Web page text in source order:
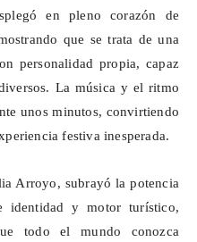
en pleno corazón de
que se trata de una
personalidad propia, capaz
La música y el ritmo
unos minutos, convirtiendo
festiva inesperada.
Arroyo, subrayó la potencia
identidad y motor turístico,
todo el mundo conozca